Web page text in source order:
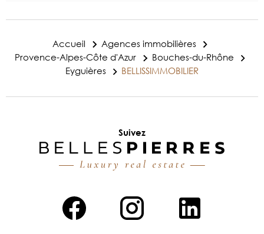
Accueil
Agences immobilières
Provence-Alpes-Côte d'Azur
Bouches-du-Rhône
Eyguières
BELLISSIMMOBILIER
Suivez